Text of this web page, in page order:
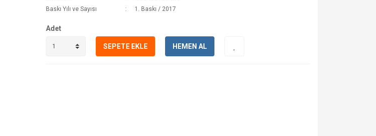
Baskı Yılı ve Sayısı
1. Baskı / 2017
Adet
SEPETE EKLE HEMEN AL